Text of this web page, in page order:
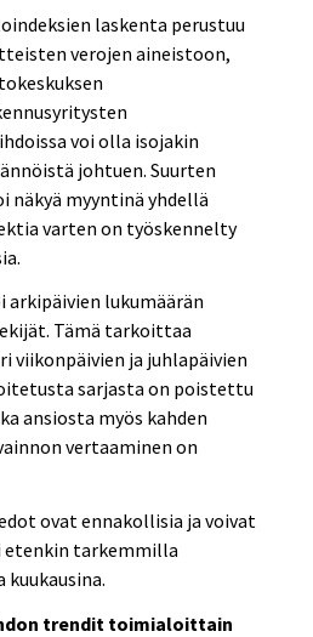
laskenta perustuu
verojen aineistoon,
voi olla isojakin
johtuen. Suurten
näkyä myyntinä yhdellä
varten on työskennelty
arkipäivien lukumäärän
Tämä tarkoittaa
viikonpäivien ja juhlapäivien
sarjasta on poistettu
ansiosta myös kahden
vertaaminen on
ovat ennakollisia ja voivat
tarkemmilla
trendit toimialoittain